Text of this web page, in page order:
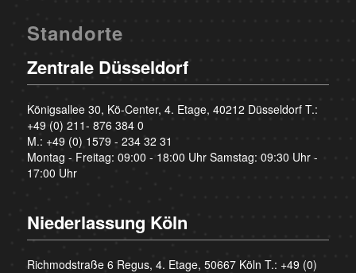
Standorte
Zentrale Düsseldorf
Königsallee 30, Kö-Center, 4. Etage, 40212 Düsseldorf T.:
+49 (0) 211- 876 384 0
M.: +49 (0) 1579 - 234 32 31
Montag - Freitag: 09:00 - 18:00 Uhr Samstag: 09:30 Uhr -
17:00 Uhr
Niederlassung Köln
Richmodstraße 6 Regus, 4. Etage, 50667 Köln T.: +49 (0)